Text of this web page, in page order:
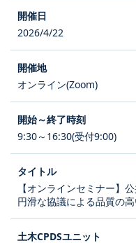
2026/4/22
オンライン(Zoom)
9:30～16:30(受付9:00)
【オンラインセミナー】
円滑な協議による品質の